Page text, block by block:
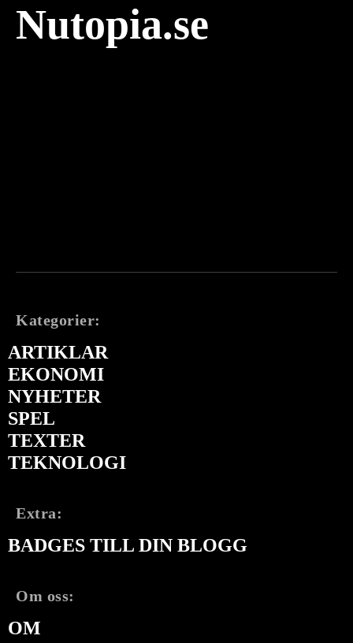
Nutopia.se
Kategorier:
ARTIKLAR
EKONOMI
NYHETER
SPEL
TEXTER
TEKNOLOGI
Extra:
BADGES TILL DIN BLOGG
Om oss:
OM